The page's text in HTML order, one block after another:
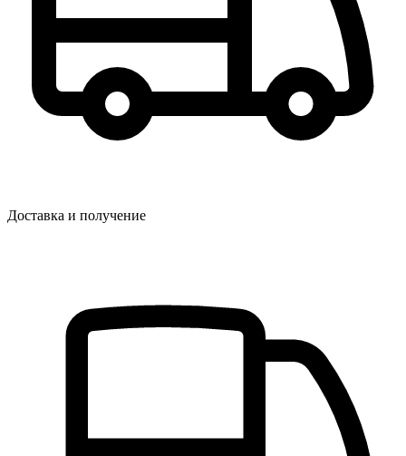
Доставка и получение